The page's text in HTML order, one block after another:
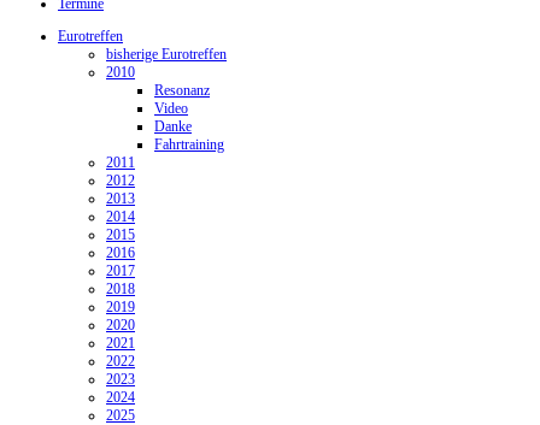
Termine
Eurotreffen
bisherige Eurotreffen
2010
Resonanz
Video
Danke
Fahrtraining
2011
2012
2013
2014
2015
2016
2017
2018
2019
2020
2021
2022
2023
2024
2025